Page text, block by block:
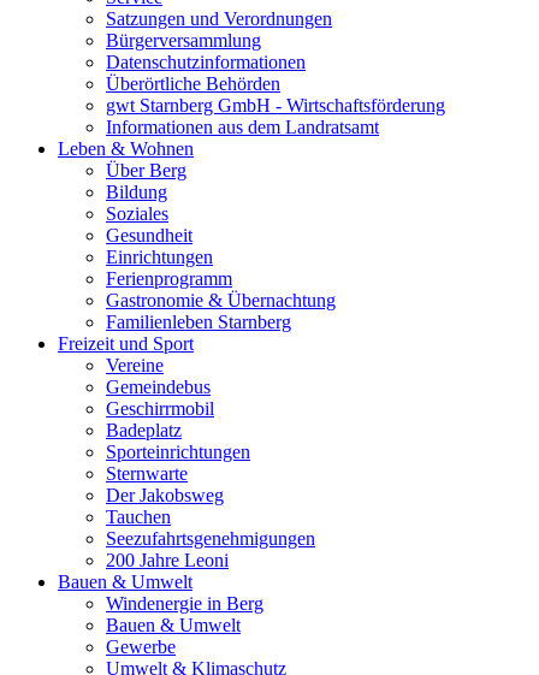
Satzungen und Verordnungen
Bürgerversammlung
Datenschutzinformationen
Überörtliche Behörden
gwt Starnberg GmbH - Wirtschaftsförderung
Informationen aus dem Landratsamt
Leben & Wohnen
Über Berg
Bildung
Soziales
Gesundheit
Einrichtungen
Ferienprogramm
Gastronomie & Übernachtung
Familienleben Starnberg
Freizeit und Sport
Vereine
Gemeindebus
Geschirrmobil
Badeplatz
Sporteinrichtungen
Sternwarte
Der Jakobsweg
Tauchen
Seezufahrtsgenehmigungen
200 Jahre Leoni
Bauen & Umwelt
Windenergie in Berg
Bauen & Umwelt
Gewerbe
Umwelt & Klimaschutz